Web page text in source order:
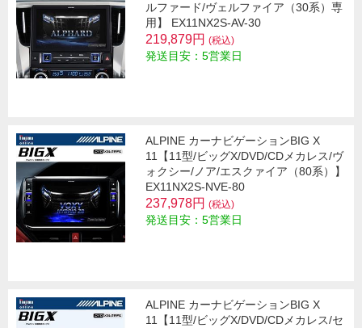
ルファード/ヴェルファイア（30系）専
用】 EX11NX2S-AV-30
219,879円 (税込)
発送目安：5営業日
ALPINE カーナビゲーションBIG X
11【11型/ビッグX/DVD/CDメカレス/ヴ
ォクシー/ノア/エスクァイア（80系）】
EX11NX2S-NVE-80
237,978円 (税込)
発送目安：5営業日
ALPINE カーナビゲーションBIG X
11【11型/ビッグX/DVD/CDメカレス/セ